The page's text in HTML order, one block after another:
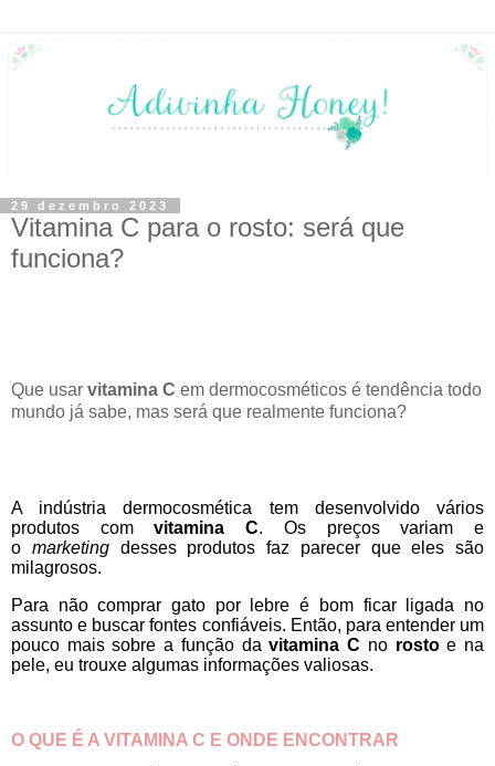
29 dezembro 2023
Vitamina C para o rosto: será que
funciona?
Que usar vitamina C em dermocosméticos é tendência todo
mundo já sabe, mas será que realmente funciona?
A indústria dermocosmética tem desenvolvido vários
produtos comvitaminaC. Os preços variam e
o marketing desses produtos faz parecer que eles são
milagrosos.
Para não comprar gato por lebre é bom ficar ligada no
assunto e buscar fontes confiáveis. Então, para entender um
pouco mais sobre a função davitamina C no rostoe na
pele, eu trouxe algumas informações valiosas.
O QUE É A VITAMINA C E ONDE ENCONTRAR